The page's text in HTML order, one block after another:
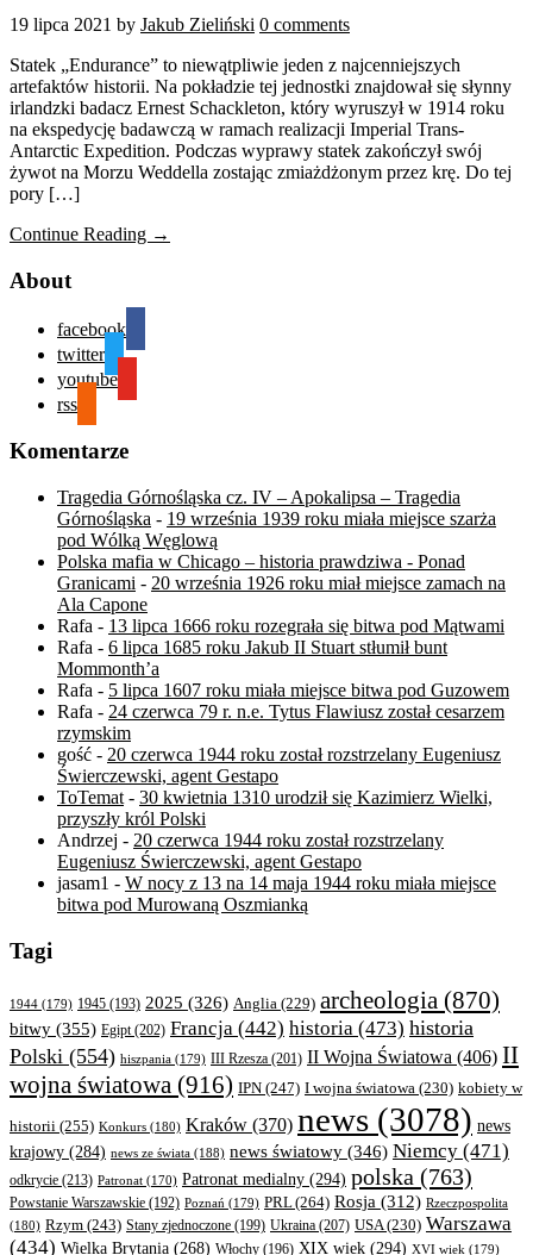
19 lipca 2021 by Jakub Zieliński 0 comments
Statek „Endurance” to niewątpliwie jeden z najcenniejszych
artefaktów historii. Na pokładzie tej jednostki znajdował się słynny
irlandzki badacz Ernest Schackleton, który wyruszył w 1914 roku
na ekspedycję badawczą w ramach realizacji Imperial Trans-
Antarctic Expedition. Podczas wyprawy statek zakończył swój
żywot na Morzu Weddella zostając zmiażdżonym przez krę. Do tej
pory […]
Continue Reading →
About
facebook
twitter
youtube
rss
Komentarze
Tragedia Górnośląska cz. IV – Apokalipsa – Tragedia
Górnośląska - 19 września 1939 roku miała miejsce szarża
pod Wólką Węglową
Polska mafia w Chicago – historia prawdziwa - Ponad
Granicami - 20 września 1926 roku miał miejsce zamach na
Ala Capone
Rafa - 13 lipca 1666 roku rozegrała się bitwa pod Mątwami
Rafa - 6 lipca 1685 roku Jakub II Stuart stłumił bunt
Mommonth’a
Rafa - 5 lipca 1607 roku miała miejsce bitwa pod Guzowem
Rafa - 24 czerwca 79 r. n.e. Tytus Flawiusz został cesarzem
rzymskim
gość - 20 czerwca 1944 roku został rozstrzelany Eugeniusz
Świerczewski, agent Gestapo
ToTemat - 30 kwietnia 1310 urodził się Kazimierz Wielki,
przyszły król Polski
Andrzej - 20 czerwca 1944 roku został rozstrzelany
Eugeniusz Świerczewski, agent Gestapo
jasam1 - W nocy z 13 na 14 maja 1944 roku miała miejsce
bitwa pod Murowaną Oszmianką
Tagi
1944 (179) 1945 (193) 2025 (326) Anglia (229) archeologia (870)
bitwy (355) Egipt(202) Francja (442) historia (473) historia
Polski (554) hiszpania (179) III Rzesza (201) II Wojna Światowa (406) II
wojna światowa (916) IPN (247) I wojna światowa (230) kobiety w
historii (255) Konkurs (180) Kraków (370) news (3078) news
krajowy (284) news ze świata (188) news światowy (346) Niemcy (471)
odkrycie (213) Patronat (170) Patronat medialny (294) polska (763)
Powstanie Warszawskie (192) Poznań (179) PRL(264) Rosja (312) Rzeczpospolita
(180) Rzym (243) Stany zjednoczone (199) Ukraina (207) USA(230) Warszawa
(434) Wielka Brytania (268) Włochy (196) XIX wiek (294) XVI wiek (179)